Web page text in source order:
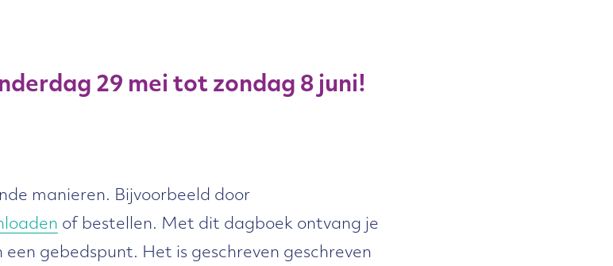
29 mei tot zondag 8 juni!
manieren. Bijvoorbeeld door
of bestellen. Met dit dagboek ontvang je
gebedspunt. Het is geschreven geschreven